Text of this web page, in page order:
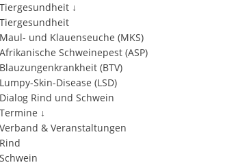
Tiergesundheit ↓
Tiergesundheit
Maul- und Klauenseuche (MKS)
Afrikanische Schweinepest (ASP)
Blauzungenkrankheit (BTV)
Lumpy-Skin-Disease (LSD)
Dialog Rind und Schwein
Termine ↓
Verband & Veranstaltungen
Rind
Schwein